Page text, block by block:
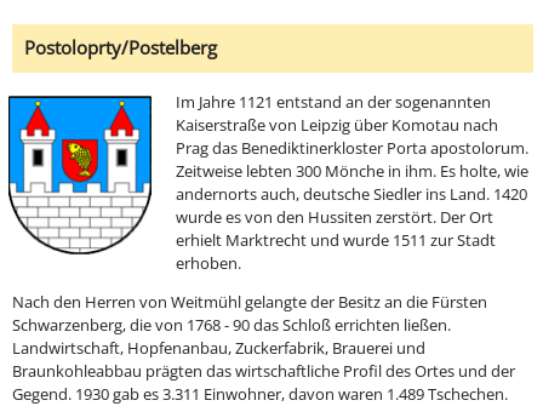
Postoloprty/Postelberg
Im Jahre 1121 entstand an der sogenannten
Kaiserstraße von Leipzig über Komotau nach
Prag das Benediktinerkloster Porta apostolorum.
Zeitweise lebten 300 Mönche in ihm. Es holte, wie
andernorts auch, deutsche Siedler ins Land. 1420
wurde es von den Hussiten zerstört. Der Ort
erhielt Marktrecht und wurde 1511 zur Stadt
erhoben.
Nach den Herren von Weitmühl gelangte der Besitz an die Fürsten
Schwarzenberg, die von 1768 - 90 das Schloß errichten ließen.
Landwirtschaft, Hopfenanbau, Zuckerfabrik, Brauerei und
Braunkohleabbau prägten das wirtschaftliche Profil des Ortes und der
Gegend. 1930 gab es 3.311 Einwohner, davon waren 1.489 Tschechen.